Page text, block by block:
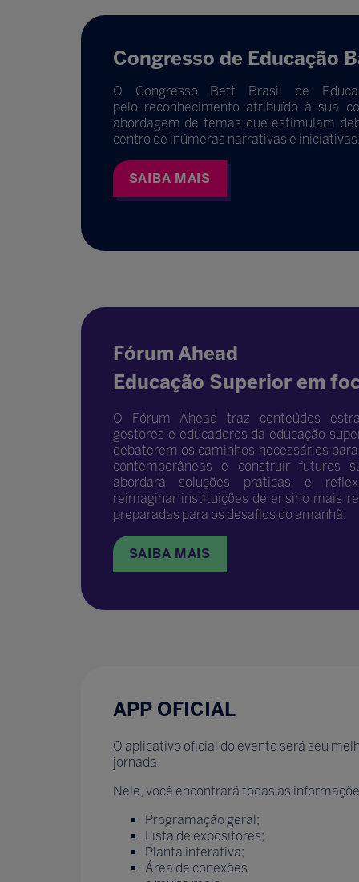
Congresso de Educação
O Congresso Bett Brasil de
pelo reconhecimento atribuído à sua
abordagem de temas que estimulam
centro de inúmeras narrativas e iniciativas.
SAIBA MAIS
Fórum Ahead
Educação Superior em
O Fórum Ahead traz conteúdos
gestores e educadores da educação
debaterem os caminhos necessários
contemporâneas e construir futuros
abordará soluções práticas e
reimaginar instituições de ensino mais
preparadas para os desafios do amanhã.
SAIBA MAIS
APP OFICIAL
O aplicativo oficial do evento será seu
jornada.
Nele, você encontrará todas as
Programação geral;
Lista de expositores;
Planta interativa;
Área de conexões